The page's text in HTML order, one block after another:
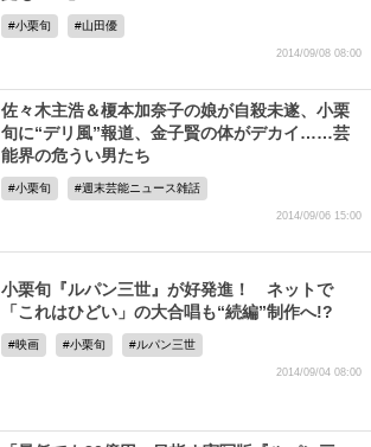
小栗旬 山田優
2014/09/08 08:00
佐々木主浩＆榎本加奈子の娘が自殺未遂、小栗
旬に“デリ風”報道、金子賢の体がデカイ……芸
能界の危うい男たち
小栗旬 週末芸能ニュース雑話
2014/09/06 15:00
小栗旬『ルパン三世』が好発進！ ネットで
「これはひどい」の大合唱も“続編”制作へ!?
映画 小栗旬 ルパン三世
2014/09/04 08:00